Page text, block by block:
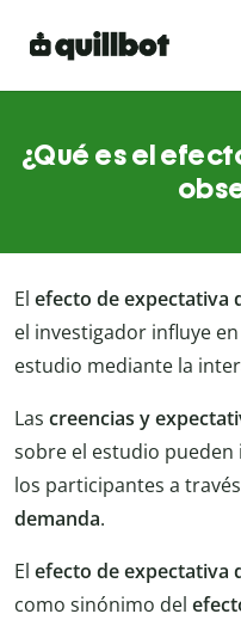
¿Qué es el
El efecto de expectativa
el investigador influye
estudio mediante la
Las creencias y
sobre el estudio
los participantes a
demanda.
El efecto de expectativa
como sinónimo del